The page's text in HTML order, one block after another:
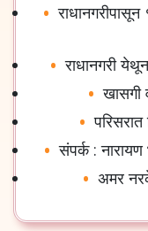
राधानगरी
खासगी
परिसरात
संपर्क :
अमर